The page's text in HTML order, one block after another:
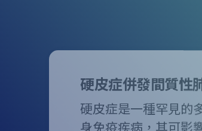
硬皮症併發間質性
硬皮症是一種罕見的
身免疫疾病，其可影